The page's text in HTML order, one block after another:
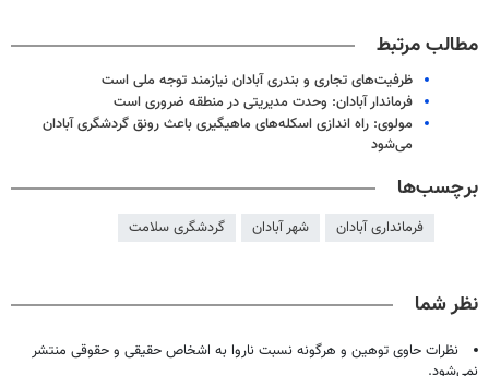
مطالب مرتبط
ظرفیت‌های تجاری و بندری آبادان نیازمند توجه ملی است
فرماندار آبادان: وحدت مدیریتی در منطقه ضروری است
مولوی: راه اندازی اسکله‌های ماهیگیری باعث رونق گردشگری آبادان
می‌شود
برچسب‌ها
فرمانداری آبادان شهر آبادان گردشگری سلامت
نظر شما
نظرات حاوی توهین و هرگونه نسبت ناروا به اشخاص حقیقی و حقوقی منتشر